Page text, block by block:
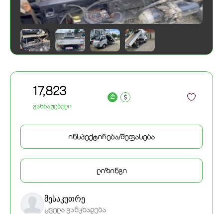
17,823
განბაჟებული
a
ინსპექტირება/შეფასება
ლიზინგი
მესაკუთრე
ყველა განცხადება